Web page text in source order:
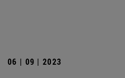
06 | 09 | 2023